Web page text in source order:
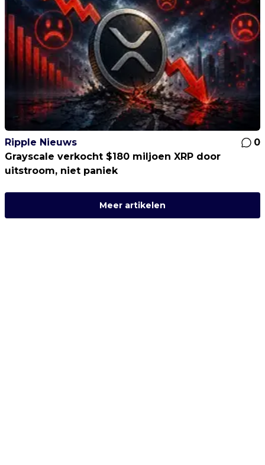
Ripple Nieuws
0
Grayscale verkocht $180 miljoen XRP door
uitstroom, niet paniek
Meer artikelen